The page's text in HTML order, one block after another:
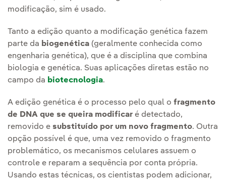
modificação, sim é usado.
Tanto a edição quanto a modificação genética fazem
parte da biogenética (geralmente conhecida como
engenharia genética), que é a disciplina que combina
biologia e genética. Suas aplicações diretas estão no
campo da biotecnologia.
A edição genética é o processo pelo qual o fragmento
de DNA que se queira modificar é detectado,
removido e substituído por um novo fragmento. Outra
opção possível é que, uma vez removido o fragmento
problemático, os mecanismos celulares assuem o
controle e reparam a sequência por conta própria.
Usando estas técnicas, os cientistas podem adicionar,